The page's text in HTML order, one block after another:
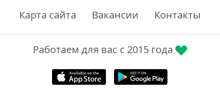
Карта сайта
Вакансии Контакты
Работаем для вас с 2015 года